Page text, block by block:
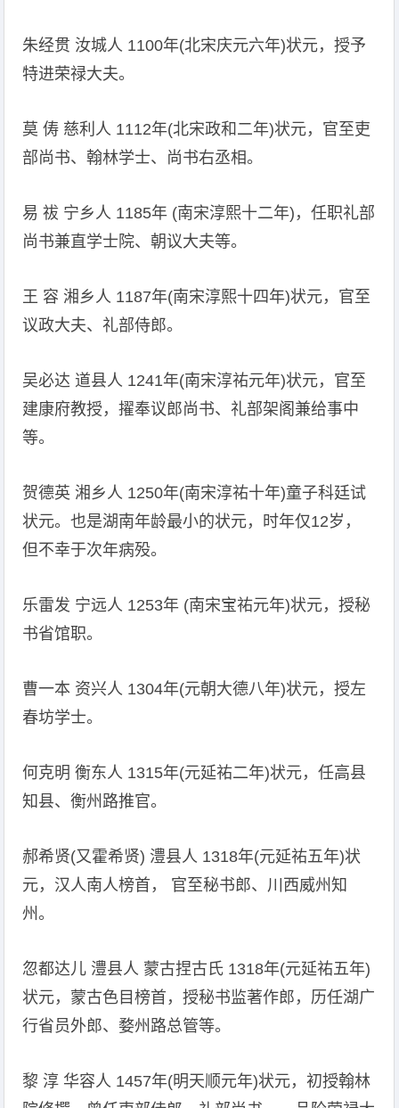
朱经贯 汝城人 1100年(北宋庆元六年)状元，授予
特进荣禄大夫。
莫 俦 慈利人 1112年(北宋政和二年)状元，官至吏
部尚书、翰林学士、尚书右丞相。
易 祓 宁乡人 1185年 (南宋淳熙十二年)，任职礼部
尚书兼直学士院、朝议大夫等。
王 容 湘乡人 1187年(南宋淳熙十四年)状元，官至
议政大夫、礼部侍郎。
吴必达 道县人 1241年(南宋淳祐元年)状元，官至
建康府教授，擢奉议郎尚书、礼部架阁兼给事中
等。
贺德英 湘乡人 1250年(南宋淳祐十年)童子科廷试
状元。也是湖南年龄最小的状元，时年仅12岁，
但不幸于次年病殁。
乐雷发 宁远人 1253年 (南宋宝祐元年)状元，授秘
书省馆职。
曹一本 资兴人 1304年(元朝大德八年)状元，授左
春坊学士。
何克明 衡东人 1315年(元延祐二年)状元，任高县
知县、衡州路推官。
郝希贤(又霍希贤) 澧县人 1318年(元延祐五年)状
元，汉人南人榜首， 官至秘书郎、川西威州知
州。
忽都达儿 澧县人 蒙古捏古氏 1318年(元延祐五年)
状元，蒙古色目榜首，授秘书监著作郎，历任湖广
行省员外郎、婺州路总管等。
黎 淳 华容人 1457年(明天顺元年)状元，初授翰林